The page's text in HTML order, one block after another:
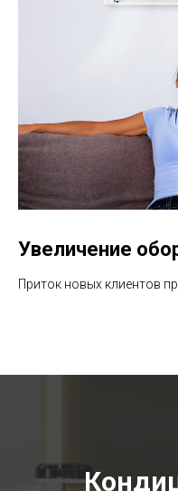
Увеличение
Приток новых клиентов